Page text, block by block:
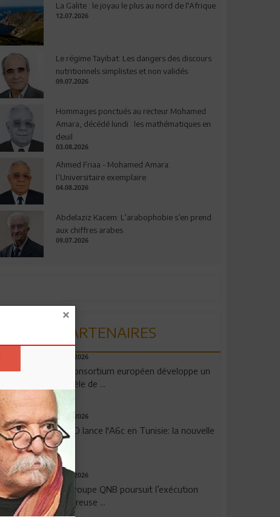
La Galite : le joyau le plus au nord de l'Afrique
12.07.2026
Le régime Tayibat: Les dangers des discours
nutritionnels simplistes et non validés
09.07.2026
Hommages ponctués au recteur Mohamed
Amara, décédé lundi : les mathématiques en
deuil
03.08.2026
Ahmed Friaa - Mohamed Amara:
l’Universitaire exemplaire
04.08.2026
Abdelaziz Kacem: L’arabophobie s’en prend
aux chiffres arabes
09.07.2026
PARTENAIRES
06.08.2026
Un consortium européen développe un
modèle de ...
04.08.2026
OPPO lance l'A6c en Tunisie: la nouvelle
...
29.07.2026
Le Groupe QNB poursuit l’exécution
rigoureuse ...